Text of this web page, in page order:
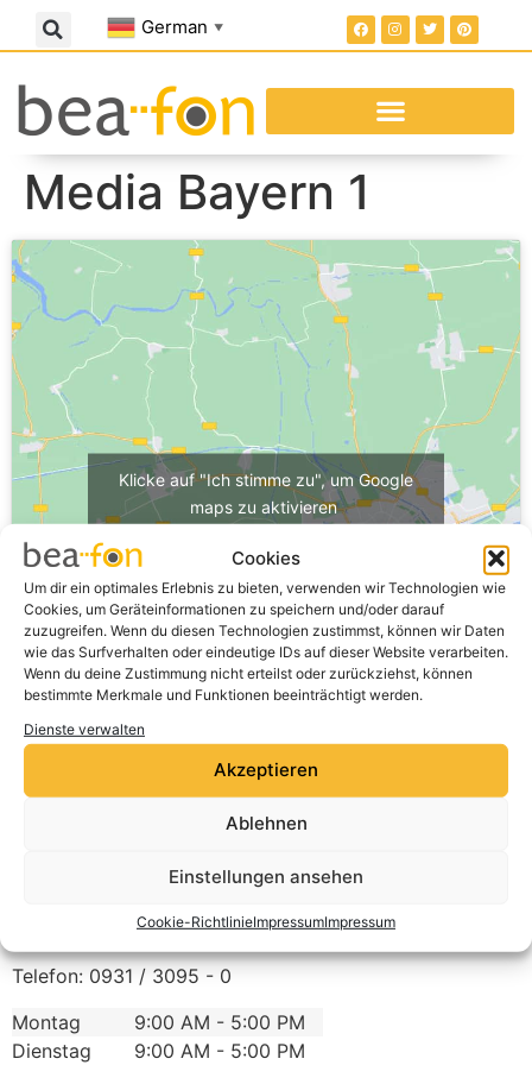
Cookies
Um dir ein optimales Erlebnis zu bieten, verwenden wir Technologien wie
Cookies, um Geräteinformationen zu speichern und/oder darauf
zuzugreifen. Wenn du diesen Technologien zustimmst, können wir Daten
wie das Surfverhalten oder eindeutige IDs auf dieser Website verarbeiten.
Wenn du deine Zustimmung nicht erteilst oder zurückziehst, können
bestimmte Merkmale und Funktionen beeinträchtigt werden.
Dienste verwalten
Akzeptieren
Ablehnen
Einstellungen ansehen
Cookie-RichtlinieImpressumImpressum
German ▼
Media Bayern 1
Klicke auf "Ich stimme zu", um Google
maps zu aktivieren
Ich stimme zu
WuerzburgDeutschland
Telefon: 0931 / 3095 - 0
Montag
9:00 AM - 5:00 PM
Dienstag
9:00 AM - 5:00 PM